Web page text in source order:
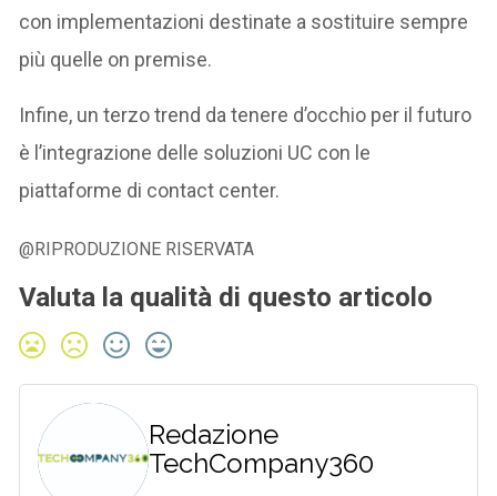
con implementazioni destinate a sostituire sempre
più quelle on premise.
Infine, un terzo trend da tenere d’occhio per il futuro
è l’integrazione delle soluzioni UC con le
piattaforme di contact center.
@RIPRODUZIONE RISERVATA
Valuta la qualità di questo articolo
Redazione
TechCompany360